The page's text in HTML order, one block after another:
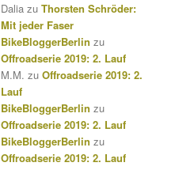
Dalia zu Thorsten Schröder:
Mit jeder Faser
BikeBloggerBerlin zu
Offroadserie 2019: 2. Lauf
M.M. zu Offroadserie 2019: 2.
Lauf
BikeBloggerBerlin zu
Offroadserie 2019: 2. Lauf
BikeBloggerBerlin zu
Offroadserie 2019: 2. Lauf